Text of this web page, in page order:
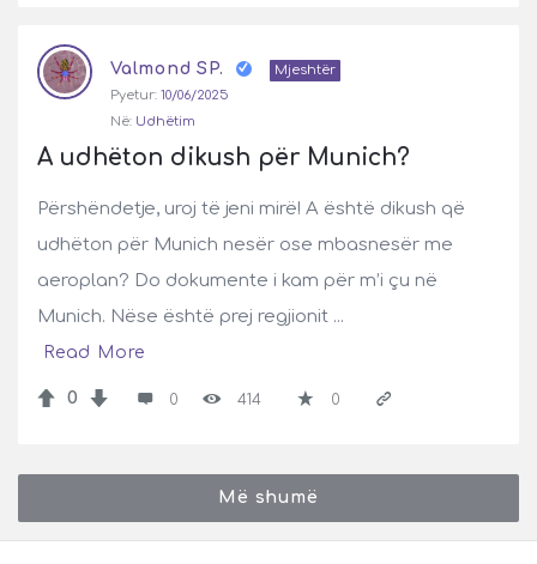
Valmond SP.
Mjeshtër
Pyetur: 10/06/2025
Në: Udhëtim
A udhëton dikush për Munich?
Përshëndetje, uroj të jeni mirë! A është dikush që
udhëton për Munich nesër ose mbasnesër me
aeroplan? Do dokumente i kam për m’i çu në
Munich. Nëse është prej regjionit ...
Read More
0 0 414 0
Më shumë